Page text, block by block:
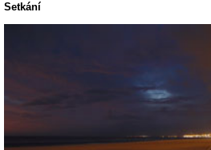
Setkání